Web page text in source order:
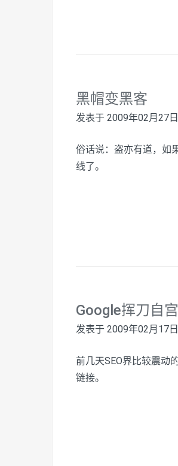
黑帽变黑客
发表于 2009年02月27日
俗话说：盗亦有道，如
线了。
Google挥刀自
发表于 2009年02月17日
前几天SEO界比较震动
链接。